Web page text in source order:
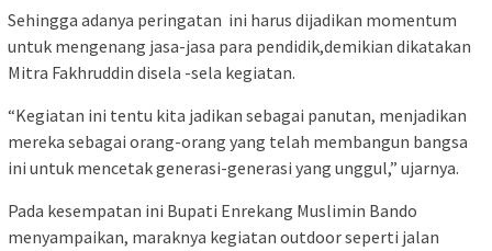
Sehingga adanya peringatan ini harus dijadikan momentum
untuk mengenang jasa-jasa para pendidik,demikian dikatakan
Mitra Fakhruddin disela -sela kegiatan.
“Kegiatan ini tentu kita jadikan sebagai panutan, menjadikan
mereka sebagai orang-orang yang telah membangun bangsa
ini untuk mencetak generasi-generasi yang unggul,” ujarnya.
Pada kesempatan ini Bupati Enrekang Muslimin Bando
menyampaikan, maraknya kegiatan outdoor seperti jalan